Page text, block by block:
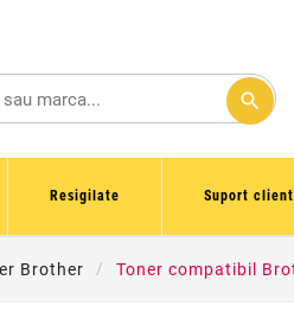
search
Resigilate Suport
Brother Toner compatibil